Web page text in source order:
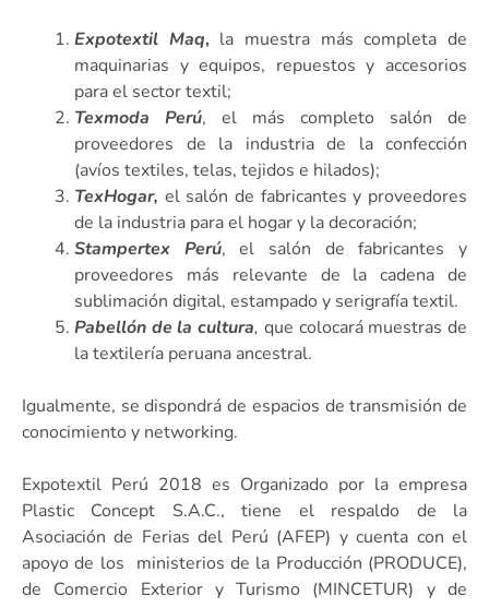
Expotextil Maq, la muestra más completa de
maquinarias y equipos, repuestos y accesorios
para el sector textil;
Texmoda Perú, el más completo salón de
proveedores de la industria de la confección
(avíos textiles, telas, tejidos e hilados);
TexHogar, el salón de fabricantes y proveedores
de la industria para el hogar y la decoración;
Stampertex Perú, el salón de fabricantes y
proveedores más relevante de la cadena de
sublimación digital, estampado y serigrafía textil.
Pabellón de la cultura, que colocará muestras de
la textilería peruana ancestral.
Igualmente, se dispondrá de espacios de transmisión de
conocimiento y networking.
Expotextil Perú 2018 es Organizado por la empresa
Plastic Concept S.A.C., tiene el respaldo de la
Asociación de Ferias del Perú (AFEP) y cuenta con el
apoyo de los ministerios de la Producción (PRODUCE),
de Comercio Exterior y Turismo (MINCETUR) y de